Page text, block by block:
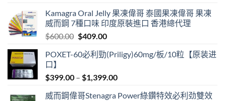
was:
$599.00.
is:
$399.00.
Kamagra Oral Jelly 果凍偉哥 泰國果凍偉哥 果凍
威而鋼 7種口味 印度原裝進口 香港總代理
$600.00 Original
was:
$409.00Current
is:
POXET-60必利勁(Priligy)60mg/板/10粒【原装进
口】
$399.00 – $1,399.00Price
$399.00
威而鋼偉哥Stenagra Power綠鑽特效必利劲雙效